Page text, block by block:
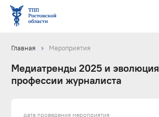
Главная Мероприятия
Медиатренды 2025 и эволюция
профессии журналиста
дата проведения мероприятия